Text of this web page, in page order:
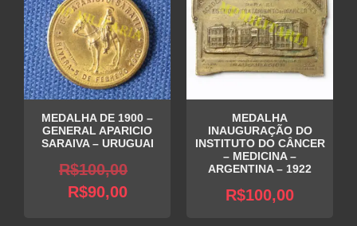
MEDALHA DE 1900 –
GENERAL APARICIO
SARAIVA – URUGUAI
R$100,00
R$90,00O
MEDALHA
INAUGURAÇÃO DO
INSTITUTO DO CÂNCER
– MEDICINA –
ARGENTINA – 1922
R$100,00